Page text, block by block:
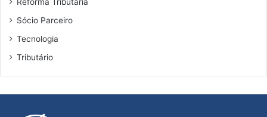
Reforma Tributária
Sócio Parceiro
Tecnologia
Tributário